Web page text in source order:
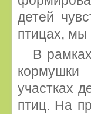
детей
птицах, мы
В
участках
птиц. На